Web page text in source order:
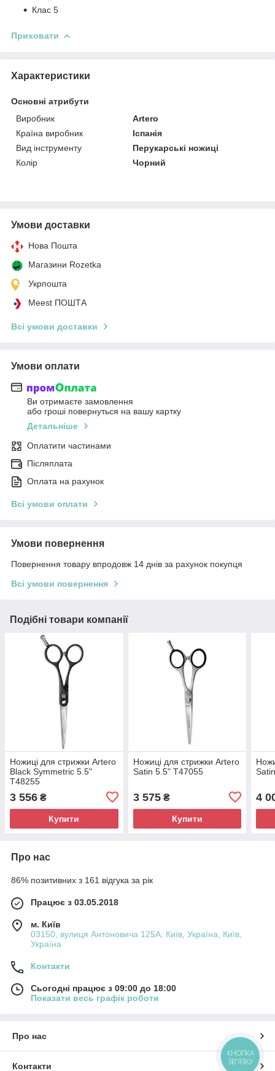
Клас 5
Приховати
Характеристики
Основні атрибути
Виробник
Artero
Країна виробник
Іспанія
Вид інструменту
Перукарські ножиці
Колір
Чорний
Умови доставки
Нова Пошта
Магазини Rozetka
Укрпошта
Meest ПОШТА
Всі умови доставки
Умови оплати
Ви отримаєте замовлення
або гроші повернуться на вашу картку
Детальніше
Оплатити частинами
Післяплата
Оплата на рахунок
Всі умови оплати
Умови повернення
Повернення товару впродовж 14 днів за рахунок покупця
Всі умови повернення
Подібні товари компанії
Ножиці для стрижки Artero
Black Symmetric 5.5"
Т48255
3 556 ₴
Купити
Ножиці для стрижки Artero
Satin 5.5" Т47055
3 575₴
Купити
4
Про нас
86% позитивних з 161 відгука за рік
Працює з 03.05.2018
м. Київ
03150, вулиця Антоновича 125А, Київ, Україна, Київ,
Україна
Контакти
Сьогодні працює з 09:00 до 18:00
Показати весь графік роботи
Про нас
Контакти
КНОПКА
ЗВ'ЯЗКУ